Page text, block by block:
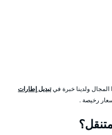
المجال ولدينا خبرة فيتبديل إطارات
رخيصة .